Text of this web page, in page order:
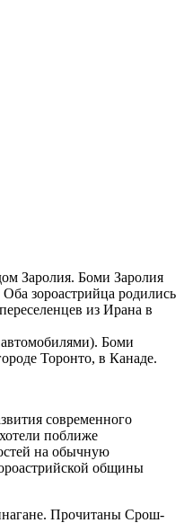
Заролия. Боми Заролия
зороастрийца родились
из Ирана в
автомобилями). Боми
Торонто, в Канаде.
современного
поближе
на обычную
общины
Прочитаны Срош-